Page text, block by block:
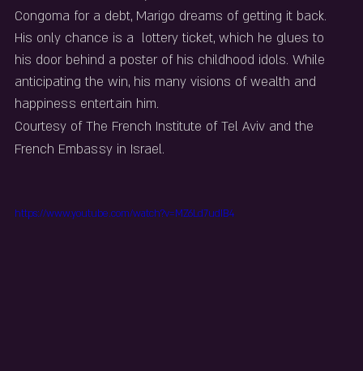
Congoma for a debt, Marigo dreams of getting it back.
His only chance is a  lottery ticket, which he glues to
his door behind a poster of his childhood idols. While
anticipating the win, his many visions of wealth and
happiness entertain him.
Courtesy of The French Institute of Tel Aviv and the
French Embassy in Israel.
https://www.youtube.com/watch?v=MZ6Ld7udIB4